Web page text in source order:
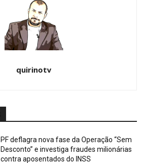
quirinotv
PF deflagra nova fase da Operação “Sem
Desconto” e investiga fraudes milionárias
contra aposentados do INSS